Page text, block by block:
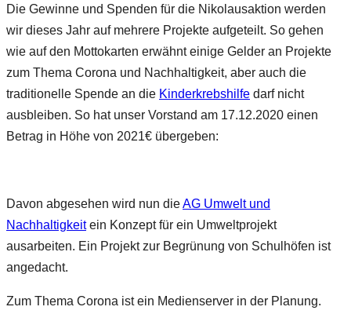
Die Gewinne und Spenden für die Nikolausaktion werden
wir dieses Jahr auf mehrere Projekte aufgeteilt. So gehen
wie auf den Mottokarten erwähnt einige Gelder an Projekte
zum Thema Corona und Nachhaltigkeit, aber auch die
traditionelle Spende an die Kinderkrebshilfe darf nicht
ausbleiben. So hat unser Vorstand am 17.12.2020 einen
Betrag in Höhe von 2021€ übergeben:
Davon abgesehen wird nun dieAG Umwelt und
Nachhaltigkeitein Konzept für ein Umweltprojekt
ausarbeiten. Ein Projekt zur Begrünung von Schulhöfen ist
angedacht.
Zum Thema Corona ist ein Medienserver in der Planung.